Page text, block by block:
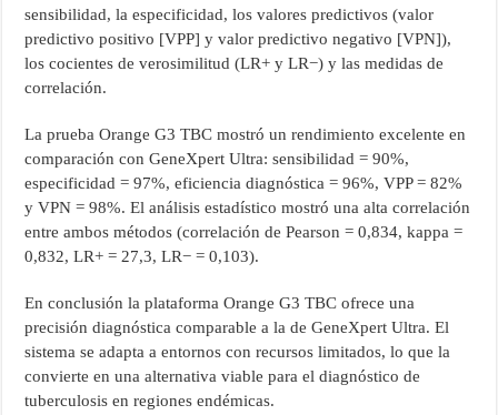
sensibilidad, la especificidad, los valores predictivos (valor
predictivo positivo [VPP] y valor predictivo negativo [VPN]),
los cocientes de verosimilitud (LR+ y LR−) y las medidas de
correlación.
La prueba Orange G3 TBC mostró un rendimiento excelente en
comparación con GeneXpert Ultra: sensibilidad = 90%,
especificidad = 97%, eficiencia diagnóstica = 96%, VPP = 82%
y VPN = 98%. El análisis estadístico mostró una alta correlación
entre ambos métodos (correlación de Pearson = 0,834, kappa =
0,832, LR+ = 27,3, LR− = 0,103).
En conclusión la plataforma Orange G3 TBC ofrece una
precisión diagnóstica comparable a la de GeneXpert Ultra. El
sistema se adapta a entornos con recursos limitados, lo que la
convierte en una alternativa viable para el diagnóstico de
tuberculosis en regiones endémicas.